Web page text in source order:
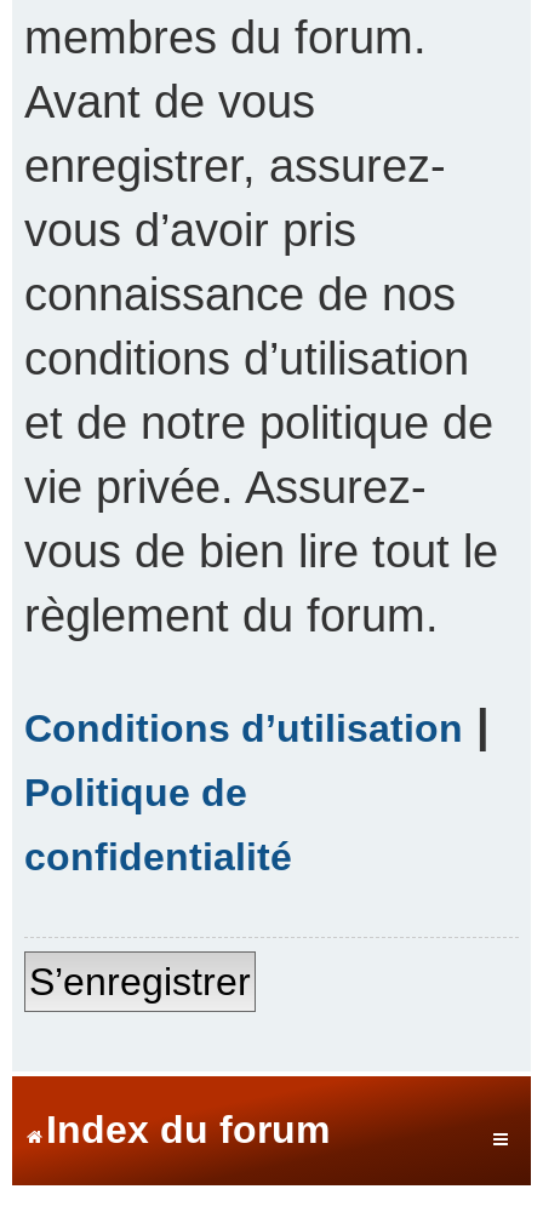
membres du forum.
Avant de vous
enregistrer, assurez-
vous d’avoir pris
connaissance de nos
conditions d’utilisation
et de notre politique de
vie privée. Assurez-
vous de bien lire tout le
règlement du forum.
Conditions d’utilisation |
Politique de
confidentialité
S’enregistrer
Index du forum